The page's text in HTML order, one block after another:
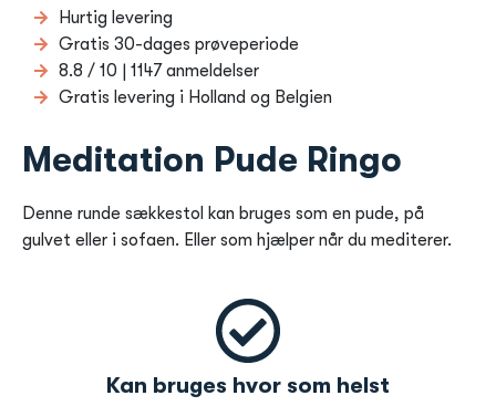
Hurtig levering
Gratis 30-dages prøveperiode
8.8 / 10 | 1147 anmeldelser
Gratis levering i Holland og Belgien
Meditation Pude Ringo
Denne runde sækkestol kan bruges som en pude, på
gulvet eller i sofaen. Eller som hjælper når du mediterer.
Kan bruges hvor som helst